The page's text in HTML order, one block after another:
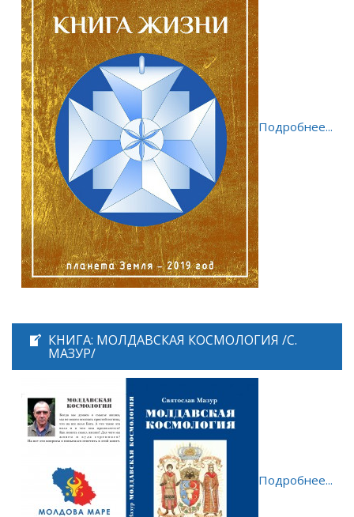
Подробнее...
КНИГА: МОЛДАВСКАЯ КОСМОЛОГИЯ /С.
МАЗУР/
Подробнее...